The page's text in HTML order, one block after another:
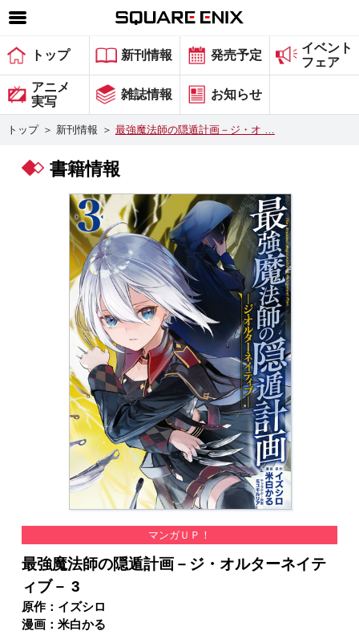
SQUARE ENIX 公式サイトメニュー
ゲーム
マガジン＆ブックス
グッズ
会社情報 採用情報
スクウェア・エニックス サイト内検索
トップ 新刊情報 発売予定
イベント
フェア
アニメ
実写
雑誌情報 お知らせ
トップ ＞ 新刊情報 ＞ 最強魔法師の隠遁計画－ジ・オ …
書籍情報
マンガＵＰ！
最強魔法師の隠遁計画－ジ・オルターネイテ
ィブ－ 3
原作：イズシロ
漫画：米白かる